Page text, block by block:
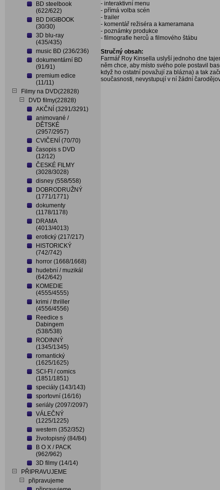
BD steelbook
(622/622)
BD DIGIBOOK
(30/30)
3D blu-ray
(435/435)
music BD (236/236)
dokumentární BD
(91/91)
premium edice
(11/11)
Filmy na DVD(22828)
DVD filmy(22828)
AKČNÍ (3291/3291)
animované /
DĚTSKÉ
(2957/2957)
CVIČENÍ (70/70)
časopis s DVD
(12/12)
ČESKÉ FILMY
(3028/3028)
disney (558/558)
DOBRODRUŽNÝ
(1771/1771)
dokumenty
(1178/1178)
DRAMA
(4013/4013)
erotický (217/217)
HISTORICKÝ
(742/742)
horror (1668/1668)
hudební / muzikál
(642/642)
KOMEDIE
(4555/4555)
krimi / thriller
(4556/4556)
Reedice s
Dabingem
(538/538)
RODINNÝ
(1345/1345)
romantický
(1625/1625)
SCI-FI / comics
(1851/1851)
speciály (143/143)
sportovní (16/16)
seriály (2097/2097)
VÁLEČNÝ
(1225/1225)
western (352/352)
životopisný (84/84)
B O X / PACK
(962/962)
3D filmy (14/14)
PŘIPRAVUJEME
připravujeme
- interaktivní menu
- přímá volba scén
- trailer
- komentář režiséra a kameramana
- poznámky produkce
- filmografie herců a filmového štábu
Stručný obsah:
Farmář Roy Kinsella uslyší jednoho dne
něm chce, aby místo svého pole postavil
když ho ostatní považují za blázna) a tak
současnosti, nevystupují v ní žádní